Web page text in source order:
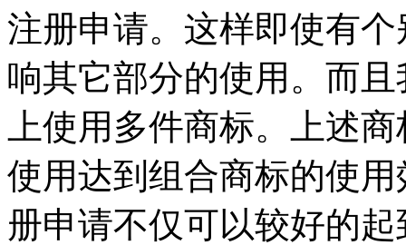
注册申请。这样即使有
响其它部分的使用。而
上使用多件商标。上述
使用达到组合商标的使
册申请不仅可以较好的